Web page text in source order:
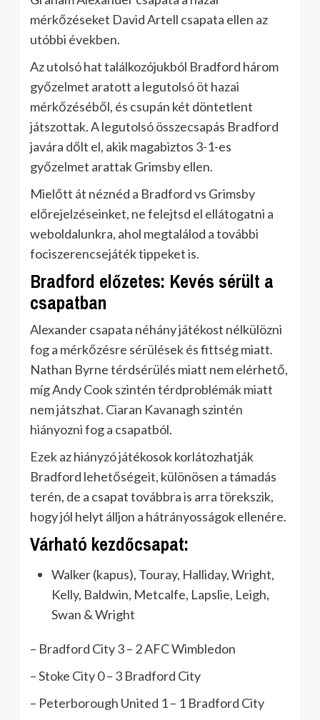
mérkőzéseket David Artell csapata ellen az
utóbbi években.
Az utolsó hat találkozójukból Bradford három
győzelmet aratott a legutolsó öt hazai
mérkőzéséből, és csupán két döntetlent
játszottak. A legutolsó összecsapás Bradford
javára dőlt el, akik magabiztos 3-1-es
győzelmet arattak Grimsby ellen.
Mielőtt át néznéd a Bradford vs Grimsby
előrejelzéseinket, ne felejtsd el ellátogatni a
weboldalunkra, ahol megtalálod a további
fociszerencsejáték tippeket is.
Bradford előzetes: Kevés sérült a
csapatban
Alexander csapata néhány játékost nélkülözni
fog a mérkőzésre sérülések és fittség miatt.
Nathan Byrne térdsérülés miatt nem elérhető,
míg Andy Cook szintén térdproblémák miatt
nem játszhat. Ciaran Kavanagh szintén
hiányozni fog a csapatból.
Ezek az hiányzó játékosok korlátozhatják
Bradford lehetőségeit, különösen a támadás
terén, de a csapat továbbra is arra törekszik,
hogy jól helyt álljon a hátrányosságok ellenére.
Várható kezdőcsapat:
Walker (kapus), Touray, Halliday, Wright,
Kelly, Baldwin, Metcalfe, Lapslie, Leigh,
Swan & Wright
– Bradford City 3 – 2 AFC Wimbledon
– Stoke City 0 – 3 Bradford City
– Peterborough United 1 – 1 Bradford City